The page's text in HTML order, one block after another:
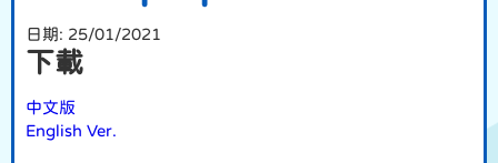
日期: 25/01/2021
下載
中文版
English Ver.